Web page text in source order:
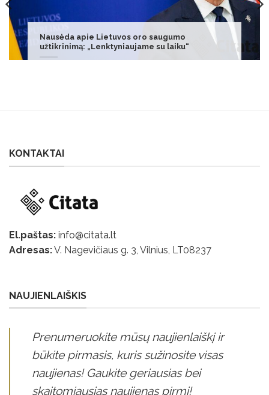
Iš NATO pareigūno – žinutė Putinui: perspėjo
dėl planų prieš Lietuvą, Latviją ir Estiją
KONTAKTAI
El.paštas: info@citata.lt
Adresas:V. Nagevičiaus g. 3, Vilnius, LT08237
NAUJIENLAIŠKIS
Prenumeruokite mūsų naujienlaiškį ir
būkite pirmasis, kuris sužinosite visas
naujienas! Gaukite geriausias bei
skaitomiausias naujienas pirmi!